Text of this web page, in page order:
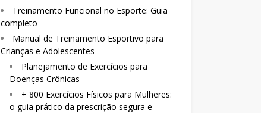
Treinamento Funcional no Esporte: Guia
completo
Manual de Treinamento Esportivo para
Crianças e Adolescentes
Planejamento de Exercícios para
Doenças Crônicas
+ 800 Exercícios Físicos para Mulheres:
o guia prático da prescrição segura e